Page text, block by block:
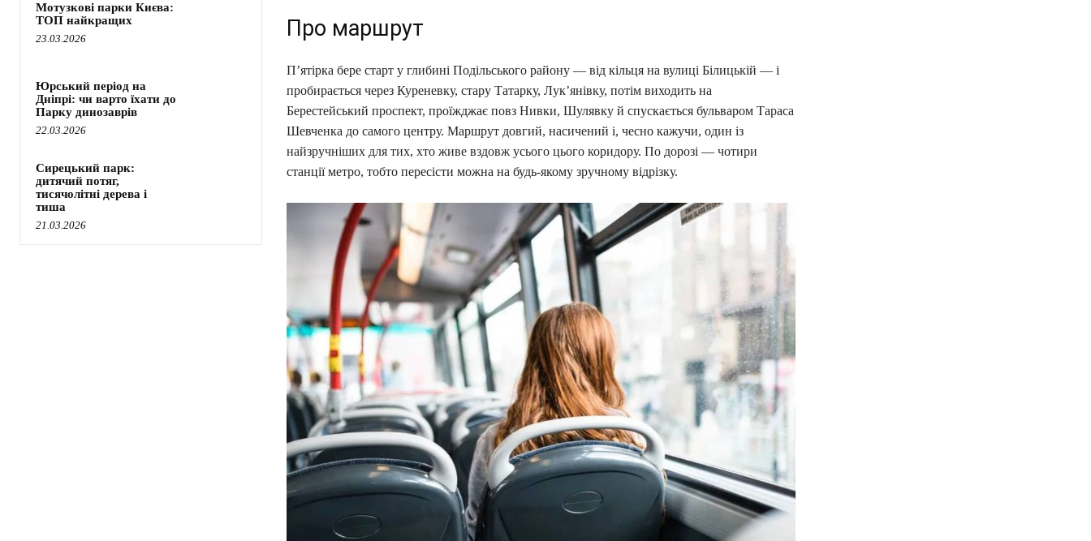
Мотузкові парки Києва:
ТОП найкращих
23.03.2026
Юрський період на
Дніпрі: чи варто їхати до
Парку динозаврів
22.03.2026
Сирецький парк:
дитячий потяг,
тисячолітні дерева і
тиша
21.03.2026
Про маршрут
П’ятірка бере старт у глибині Подільського району — від кільця на вулиці Білицькій — і
пробирається через Куреневку, стару Татарку, Лукʼянівку, потім виходить на
Берестейський проспект, проїжджає повз Нивки, Шулявку й спускається бульваром Тараса
Шевченка до самого центру. Маршрут довгий, насичений і, чесно кажучи, один із
найзручніших для тих, хто живе вздовж усього цього коридору. По дорозі — чотири
станції метро, тобто пересісти можна на будь-якому зручному відрізку.